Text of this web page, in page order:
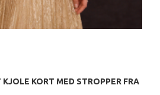
KJOLE KORT MED STROPPER FRA